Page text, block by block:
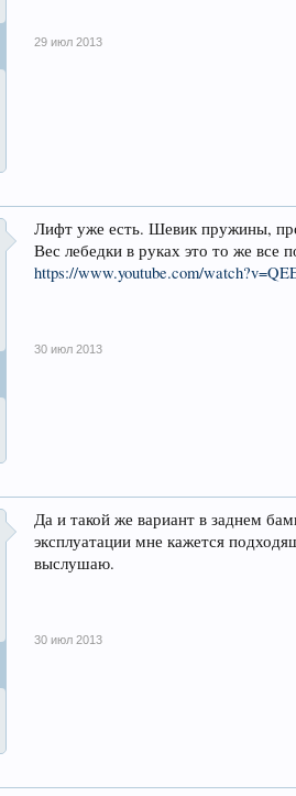
29 июл 2013
Лифт уже есть. Шевик пружины,
Вес лебедки в руках это то же все
https://www.youtube.com/
30 июл 2013
Да и такой же вариант в заднем
эксплуатации мне кажется
выслушаю.
30 июл 2013